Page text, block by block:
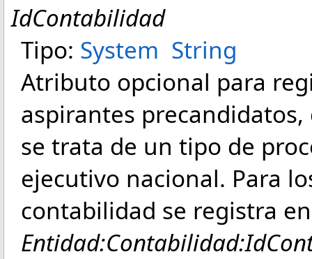
IdContabilidad
Tipo: System String
Atributo opcional para
aspirantes
se trata de un tipo de
ejecutivo nacional. Para
contabilidad se registra